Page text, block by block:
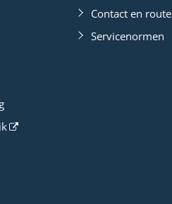
Contact en route
Servicenormen